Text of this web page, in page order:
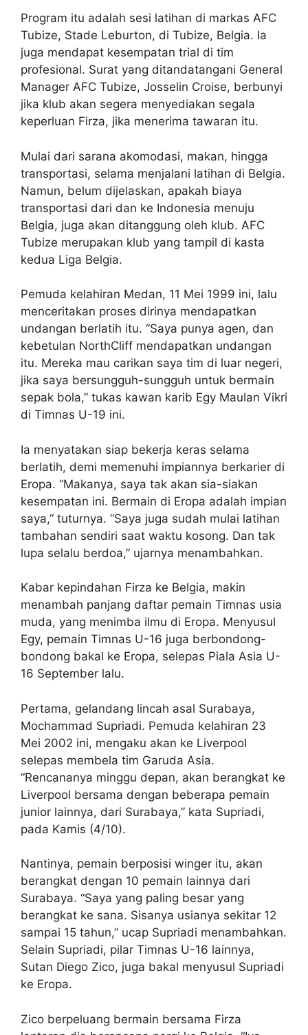
Program itu adalah sesi latihan di markas AFC
Tubize, Stade Leburton, di Tubize, Belgia. Ia
juga mendapat kesempatan trial di tim
profesional. Surat yang ditandatangani General
Manager AFC Tubize, Josselin Croise, berbunyi
jika klub akan segera menyediakan segala
keperluan Firza, jika menerima tawaran itu.
Mulai dari sarana akomodasi, makan, hingga
transportasi, selama menjalani latihan di Belgia.
Namun, belum dijelaskan, apakah biaya
transportasi dari dan ke Indonesia menuju
Belgia, juga akan ditanggung oleh klub. AFC
Tubize merupakan klub yang tampil di kasta
kedua Liga Belgia.
Pemuda kelahiran Medan, 11 Mei 1999 ini, lalu
menceritakan proses dirinya mendapatkan
undangan berlatih itu. “Saya punya agen, dan
kebetulan NorthCliff mendapatkan undangan
itu. Mereka mau carikan saya tim di luar negeri,
jika saya bersungguh-sungguh untuk bermain
sepak bola,” tukas kawan karib Egy Maulan Vikri
di Timnas U-19 ini.
Ia menyatakan siap bekerja keras selama
berlatih, demi memenuhi impiannya berkarier di
Eropa. “Makanya, saya tak akan sia-siakan
kesempatan ini. Bermain di Eropa adalah impian
saya,” tuturnya. “Saya juga sudah mulai latihan
tambahan sendiri saat waktu kosong. Dan tak
lupa selalu berdoa,” ujarnya menambahkan.
Kabar kepindahan Firza ke Belgia, makin
menambah panjang daftar pemain Timnas usia
muda, yang menimba ilmu di Eropa. Menyusul
Egy, pemain Timnas U-16 juga berbondong-
bondong bakal ke Eropa, selepas Piala Asia U-
16 September lalu.
Pertama, gelandang lincah asal Surabaya,
Mochammad Supriadi. Pemuda kelahiran 23
Mei 2002 ini, mengaku akan ke Liverpool
selepas membela tim Garuda Asia.
“Rencananya minggu depan, akan berangkat ke
Liverpool bersama dengan beberapa pemain
junior lainnya, dari Surabaya,” kata Supriadi,
pada Kamis (4/10).
Nantinya, pemain berposisi winger itu, akan
berangkat dengan 10 pemain lainnya dari
Surabaya. “Saya yang paling besar yang
berangkat ke sana. Sisanya usianya sekitar 12
sampai 15 tahun,” ucap Supriadi menambahkan.
Selain Supriadi, pilar Timnas U-16 lainnya,
Sutan Diego Zico, juga bakal menyusul Supriadi
ke Eropa.
Zico berpeluang bermain bersama Firza